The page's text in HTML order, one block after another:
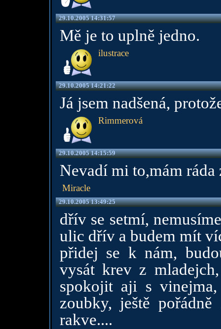
29.10.2005 14:31:57
Mě je to uplně jedno.
ilustrace
29.10.2005 14:21:22
Já jsem nadšená,
Rimmerová
29.10.2005 14:15:59
Nevadí mi to,mám
Miracle
29.10.2005 13:49:25
dřív se setmí,
ulic dřív a budem mít
přidej se k nám,
vysát krev z
spokojit aji s
zoubky, ještě
rakve....